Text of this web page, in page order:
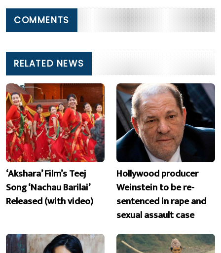
COMMENTS
RELATED NEWS
‘Akshara’ Film’s Teej
Song ‘Nachau Barilai’
Released (with video)
Hollywood producer
Weinstein to be re-
sentenced in rape and
sexual assault case